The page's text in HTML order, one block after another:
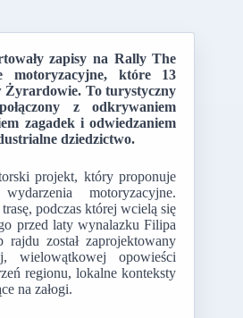
zapisy na Rally The
motoryzacyjne, które 13
Żyrardowie. To turystyczny
z odkrywaniem
zagadek i odwiedzaniem
dziedzictwo.
projekt, który proponuje
motoryzacyjne.
podczas której wcielą się
przed laty wynalazku Filipa
został zaprojektowany
wielowątkowej opowieści
regionu, lokalne konteksty
na załogi.